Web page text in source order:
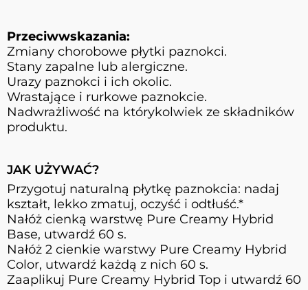
Przeciwwskazania:
Zmiany chorobowe płytki paznokci.
Stany zapalne lub alergiczne.
Urazy paznokci i ich okolic.
Wrastające i rurkowe paznokcie.
Nadwrażliwość na którykolwiek ze składników
produktu.
JAK UŻYWAĆ?
Przygotuj naturalną płytkę paznokcia: nadaj
kształt, lekko zmatuj, oczyść i odtłuść.*
Nałóż cienką warstwę Pure Creamy Hybrid
Base, utwardź 60 s.
Nałóż 2 cienkie warstwy Pure Creamy Hybrid
Color, utwardź każdą z nich 60 s.
Zaaplikuj Pure Creamy Hybrid Top i utwardź 60